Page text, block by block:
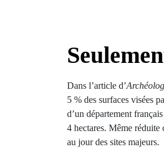
Dans l’article d’
5 % des surfaces visées
d’un département
4 hectares. Même réduite
au jour des sites majeurs.